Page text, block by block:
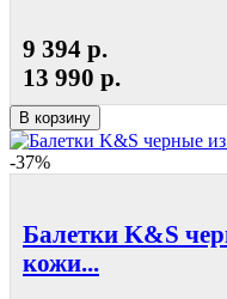
9 394 р.
13 990 р.
В корзину
-37%
Балетки K&S
кожи...